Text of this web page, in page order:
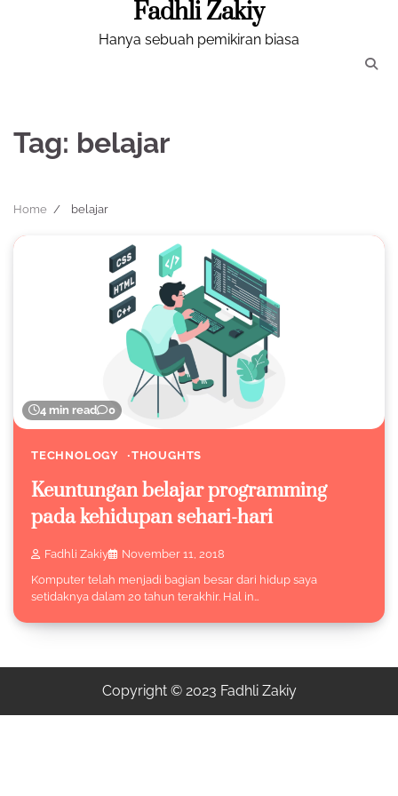
Fadhli Zakiy
Hanya sebuah pemikiran biasa
Tag: belajar
Home belajar
4 min read 0
TECHNOLOGY THOUGHTS
Keuntungan belajar programming
pada kehidupan sehari-hari
Fadhli Zakiy
November 11, 2018
Komputer telah menjadi bagian besar dari hidup saya
setidaknya dalam 20 tahun terakhir. Hal in…